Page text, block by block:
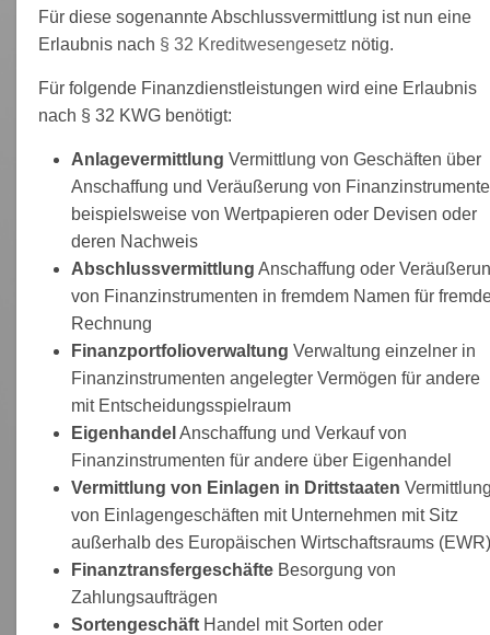
Für diese sogenannte Abschlussvermittlung ist nun eine
Erlaubnis nach § 32 Kreditwesengesetz nötig.
Für folgende Finanzdienstleistungen wird eine Erlaubnis
nach § 32 KWG benötigt:
Anlagevermittlung Vermittlung von Geschäften über
Anschaffung und Veräußerung von
beispielsweise von Wertpapieren oder Devisen oder
deren Nachweis
Abschlussvermittlung Anschaffung oder
von Finanzinstrumenten in fremdem Namen für
Rechnung
Finanzportfolioverwaltung Verwaltung einzelner in
Finanzinstrumenten angelegter Vermögen für andere
mit Entscheidungsspielraum
Eigenhandel Anschaffung und Verkauf von
Finanzinstrumenten für andere über Eigenhandel
Vermittlung von Einlagen in Drittstaaten
von Einlagengeschäften mit Unternehmen mit Sitz
außerhalb des Europäischen Wirtschaftsraums
Finanztransfergeschäfte Besorgung von
Zahlungsaufträgen
Sortengeschäft Handel mit Sorten oder